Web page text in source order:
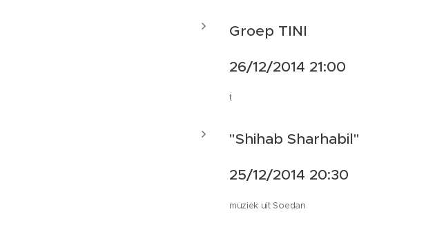
Groep TINI
26/12/2014 21:00
t
"Shihab Sharhabil"
25/12/2014 20:30
muziek uit Soedan